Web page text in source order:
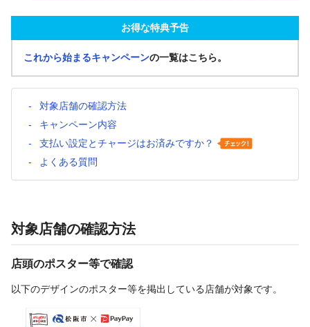
お得な特典予告
これから始まるキャンペーンの一覧はこちら。
対象店舗の確認方法
キャンペーン内容
支払い設定とチャージはお済みですか？
よくある質問
対象店舗の確認方法
店頭のポスター等で確認
以下のデザインのポスター等を掲出している店舗が対象です。